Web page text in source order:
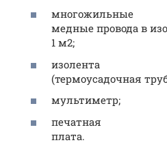
многожильные
медные провода в
1 м2;
изолента
(термоусадочная
мультиметр;
печатная
плата.